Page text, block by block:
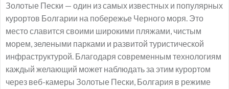
Золотые Пески — один из самых известных и популярных
курортов Болгарии на побережье Черного моря. Это
место славится своими широкими пляжами, чистым
морем, зелеными парками и развитой туристической
инфраструктурой. Благодаря современным технологиям
каждый желающий может наблюдать за этим курортом
через веб-камеры Золотые Пески, Болгария в режиме